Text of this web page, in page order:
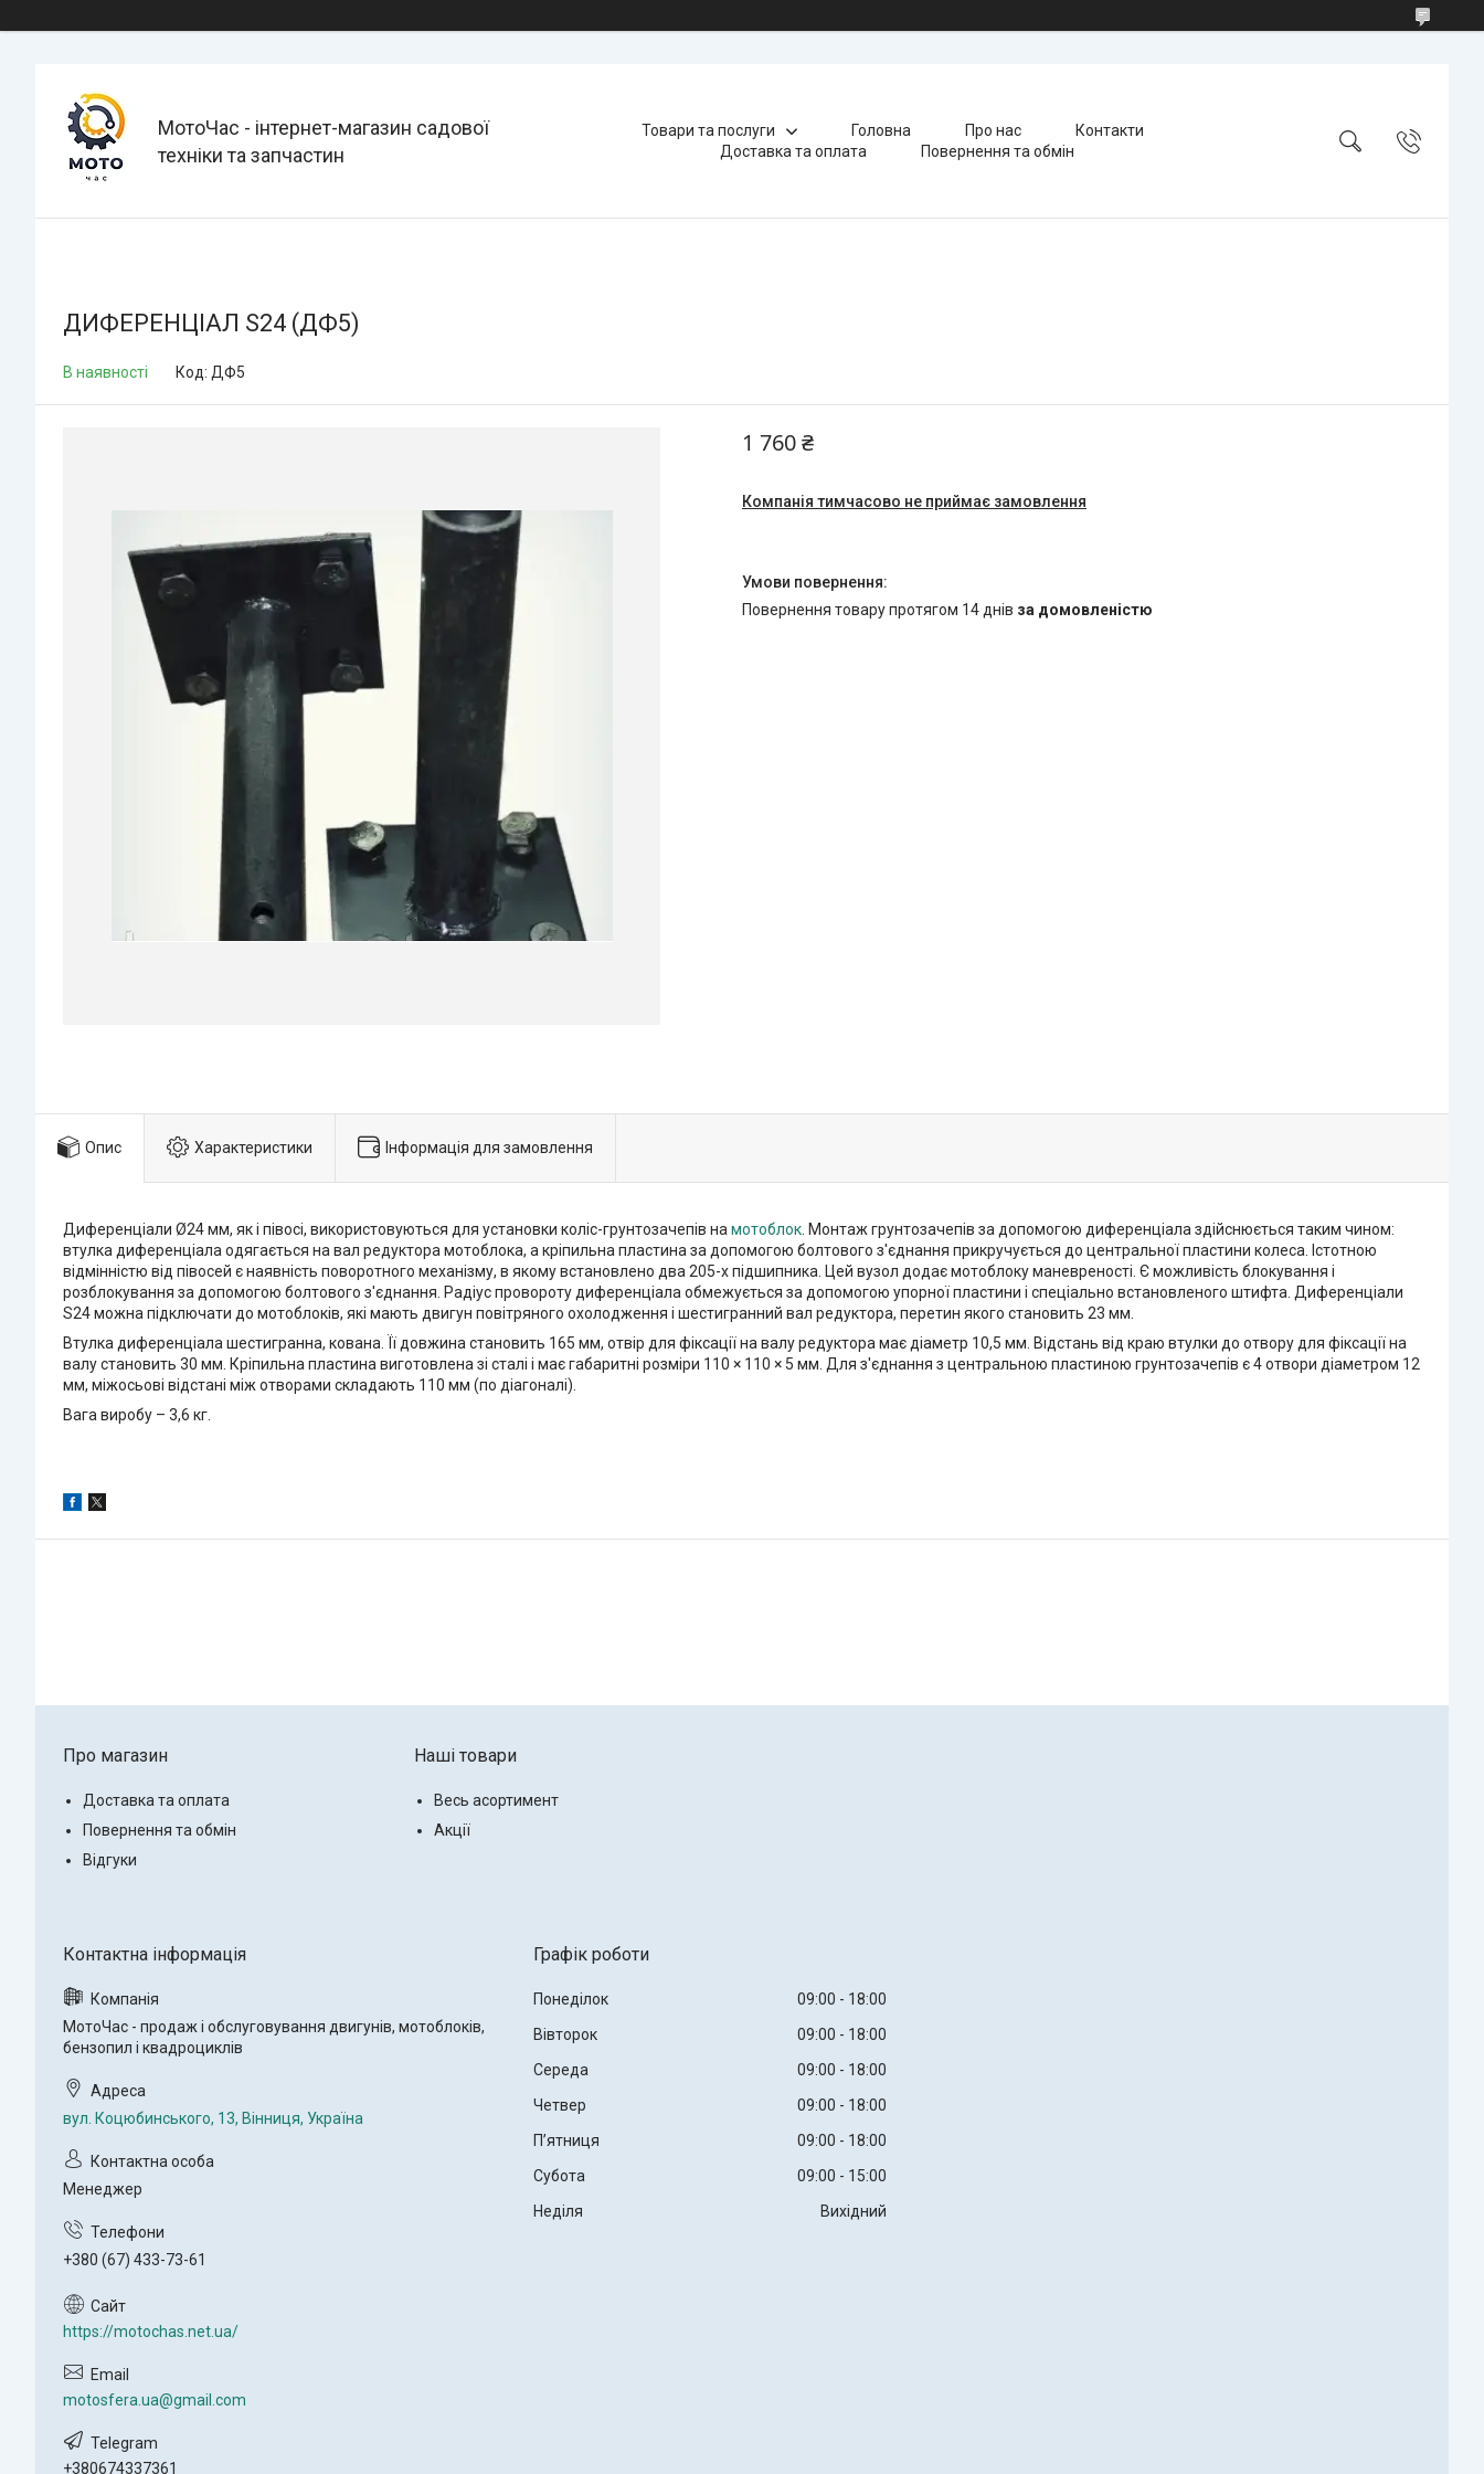
МотоЧас - інтернет-магазин садової
техніки та запчастин
Товари та послуги Головна Про нас
Контакти
Доставка та оплата
Повернення та обмін
ДИФЕРЕНЦІАЛ S24 (ДФ5)
В наявності Код: ДФ5
1 760 ₴
Компанія тимчасово не приймає замовлення
повернення товару протягом 14 днів за домовленістю
Опис Характеристики Інформація для замовлення
Диференціали Ø24 мм, як і півосі, використовуються для установки коліс-грунтозачепів намотоблок. Монтаж грунтозачепів за допомогою диференціала здійснюється таким чином:
втулка диференціала одягається на вал редуктора мотоблока, а кріпильна пластина за допомогою болтового з'єднання прикручується до центральної пластини колеса. Істотною
відмінністю від півосей є наявність поворотного механізму, в якому встановлено два 205-х підшипника. Цей вузол додає мотоблоку маневреності. Є можливість блокування і
розблокування за допомогою болтового з'єднання. Радіус провороту диференціала обмежується за допомогою упорної пластини і спеціально встановленого штифта. Диференціали
S24 можна підключати до мотоблоків, які мають двигун повітряного охолодження і шестигранний вал редуктора, перетин якого становить 23 мм.
Втулка диференціала шестигранна, кована. Її довжина становить 165 мм, отвір для фіксації на валу редуктора має діаметр 10,5 мм. Відстань від краю втулки до отвору для фіксації на
валу становить 30 мм. Кріпильна пластина виготовлена зі сталі і має габаритні розміри 110 × 110 × 5 мм. Для з'єднання з центральною пластиною грунтозачепів є 4 отвори діаметром 12
мм, міжосьові відстані між отворами складають 110 мм (по діагоналі).
Вага виробу – 3,6 кг.
Про магазин
Доставка та оплата
Повернення та обмін
Відгуки
Наші товари
Весь асортимент
Акції
МотоЧас - продаж і обслуговування двигунів, мотоблоків,
бензопил і квадроциклів
вул. Коцюбинського, 13, Вінниця, Україна
Менеджер
+380 (67) 433-73-61
https://motochas.net.ua/
motosfera.ua@gmail.com
+380674337361
Графік роботи
Понеділок 09:00
18:00
Вівторок
09:00
18:00
Середа
09:00
18:00
Четвер
09:00
18:00
Пʼятниця
09:00
18:00
Субота
09:00
15:00
Неділя
Вихідний